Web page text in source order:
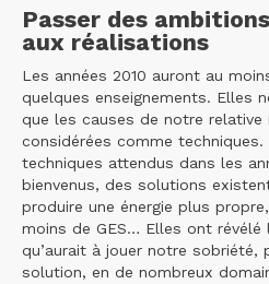
Passer des
aux réalisations
Les années 2010 auront au
quelques enseignements. Elles
que les causes de notre relative
considérées comme
techniques attendus dans les
bienvenus, des solutions
produire une énergie plus
moins de GES… Elles ont
qu’aurait à jouer notre sobriété,
solution, en de nombreux